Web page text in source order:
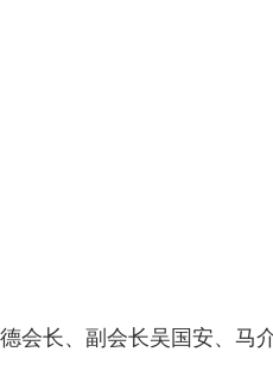
长、副会长吴国安、马